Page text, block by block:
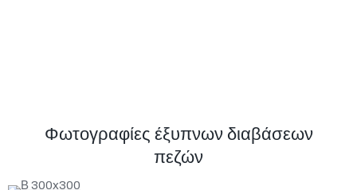
Φωτογραφίες έξυπνων διαβάσεων
πεζών